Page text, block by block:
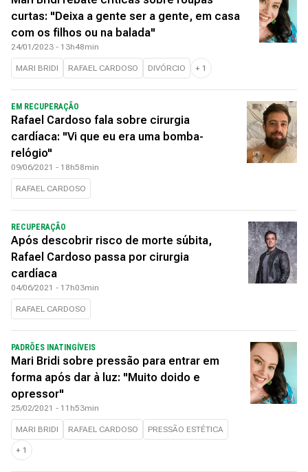
curtas: "Deixa a gente ser a gente, em casa
com os filhos ou na balada"
24/01/2023 - 13h48min
MARI BRIDI RAFAEL CARDOSO DIVÓRCIO + 1
EM RECUPERAÇÃO
Rafael Cardoso fala sobre cirurgia
cardíaca: "Vi que eu era uma bomba-
relógio"
09/06/2021 - 18h58min
RAFAEL CARDOSO
RECUPERAÇÃO
Após descobrir risco de morte súbita,
Rafael Cardoso passa por cirurgia
cardíaca
04/06/2021 - 17h03min
RAFAEL CARDOSO
PADRÕES INATINGÍVEIS
Mari Bridi sobre pressão para entrar em
forma após dar à luz: "Muito doido e
opressor"
25/02/2021 - 11h53min
MARI BRIDI RAFAEL CARDOSO PRESSÃO ESTÉTICA
+ 1